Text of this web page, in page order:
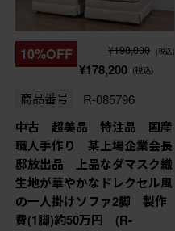
10%OFF ¥198,000 (税込)
¥178,200 (税込)
商品番号 R-085796
中古 超美品 特注品 国産
職人手作り 某上場企業会長
邸放出品 上品なダマスク織
生地が華やかなドレクセル風
の一人掛けソファ2脚 製作
費(1脚)約50万円 (R-